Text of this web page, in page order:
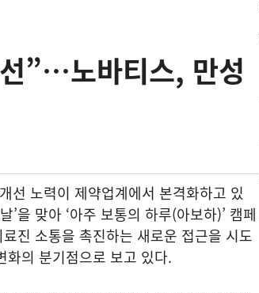
”…노바티스, 만성
선 노력이 제약업계에서 본격화하고 있
을 맞아 ‘아주 보통의 하루(아보하)’ 캠페
진 소통을 촉진하는 새로운 접근을 시도
의 분기점으로 보고 있다.